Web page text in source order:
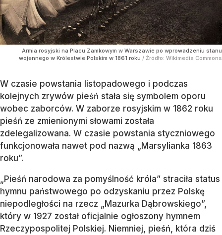
Armia rosyjski na Placu Zamkowym w Warszawie po wprowadzeniu stanu
wojennego w Królestwie Polskim w 1861 roku / Źródło: Wikimedia Commons
W czasie powstania listopadowego i podczas
kolejnych zrywów pieśń stała się symbolem oporu
wobec zaborców. W zaborze rosyjskim w 1862 roku
pieśń ze zmienionymi słowami została
zdelegalizowana. W czasie powstania styczniowego
funkcjonowała nawet pod nazwą „Marsylianka 1863
roku”.
„Pieśń narodowa za pomyślność króla” straciła status
hymnu państwowego po odzyskaniu przez Polskę
niepodległości na rzecz „Mazurka Dąbrowskiego”,
który w 1927 został oficjalnie ogłoszony hymnem
Rzeczypospolitej Polskiej. Niemniej, pieśń, która dziś